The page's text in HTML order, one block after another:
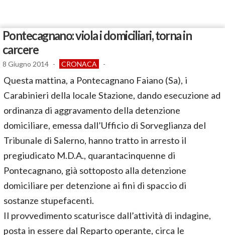
Pontecagnano: viola i domiciliari, torna in
carcere
8 Giugno 2014 - CRONACA -
Questa mattina, a Pontecagnano Faiano (Sa), i
Carabinieri della locale Stazione, dando esecuzione ad
ordinanza di aggravamento della detenzione
domiciliare, emessa dall’Ufficio di Sorveglianza del
Tribunale di Salerno, hanno tratto in arresto il
pregiudicato M.D.A., quarantacinquenne di
Pontecagnano, già sottoposto alla detenzione
domiciliare per detenzione ai fini di spaccio di
sostanze stupefacenti.
Il provvedimento scaturisce dall’attività di indagine,
posta in essere dal Reparto operante, circa le